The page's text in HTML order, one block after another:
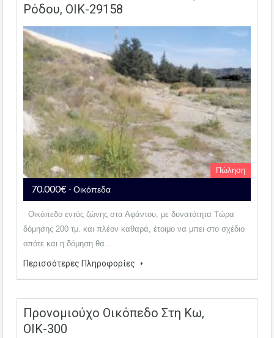
Ρόδου, ΟΙΚ-29158
Πώληση
70.000€ - Οικόπεδα
Οικόπεδο εντός ζώνης στα Αφάντου, με δυνατότητα Τώρα
δόμησης 200 τμ. και πλέον καθαρά, έτοιμο να μπει στο σχέδιο
οπότε και η δόμηση θα…
Περισσότερες Πληροφορίες
Προνομιούχο Οικόπεδο Στη Κω,
ΟΙΚ-300